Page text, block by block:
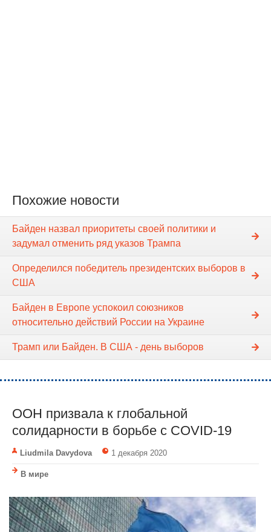
Похожие новости
Байден назвал приоритеты своей политики и
задумал отменить ряд указов Трампа
Определился победитель президентских выборов в
США
Байден в Европе успокоил союзников
относительно действий России на Украине
Трамп или Байден. В США - день выборов
ООН призвала к глобальной
солидарности в борьбе с COVID-19
Liudmila Davydova 1 декабря 2020
В мире